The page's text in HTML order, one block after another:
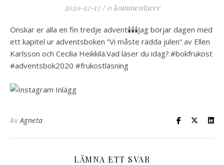
2020-12-13 / 0 kommentarer
Önskar er alla en fin tredje advent🕯🕯🕯Jag börjar dagen med
ett kapitel ur adventsboken ”Vi måste rädda julen” av Ellen
Karlsson och Cecilia Heikkilä.Vad läser du idag?.#bokfrukost
#adventsbok2020 #frukostläsning
AvAgneta
LÄMNA ETT SVAR